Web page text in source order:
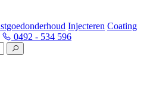
Injecteren Coating
0492 - 534 596